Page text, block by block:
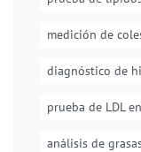
medición de
diagnóstico de
prueba de LDL
análisis de